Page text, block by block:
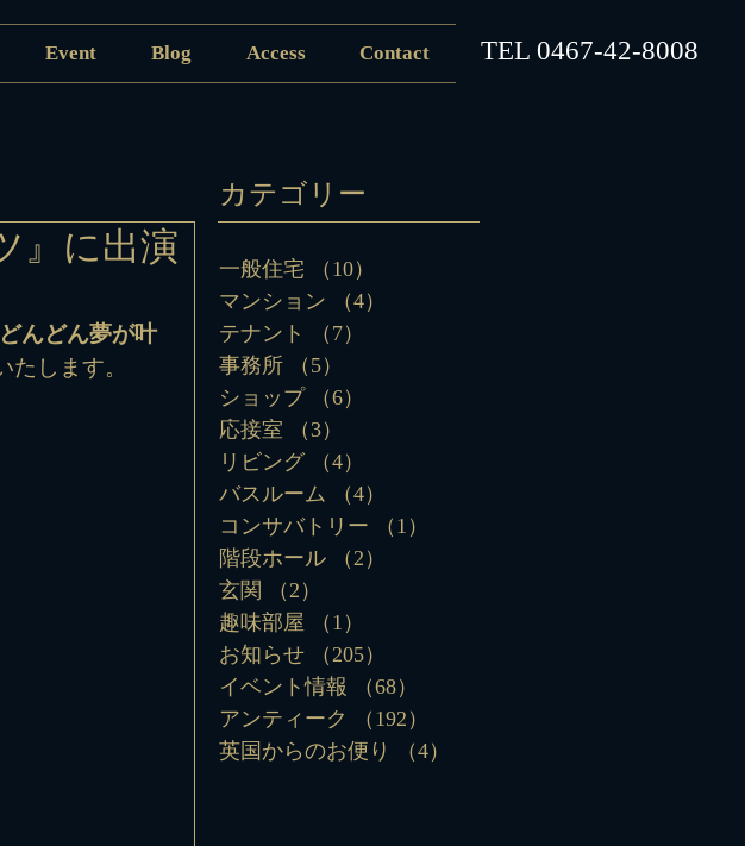
Event Blog Access Contact ​TEL 0467-42-8008
』に出演
んどん夢が叶
します。
カテゴリー
一般住宅 （10）
マンション
（4）
テナント
（7）
事務所
（5）
ショップ
（6）
応接室
（3）
リビング
（4）
バスルーム
（4）
コンサバトリー
（1）
階段ホール
（2）
玄関
（2）
趣味部屋
（1）
お知らせ
（205）
イベント情報
（68）
アンティーク
（192）
英国からのお便り
（4）